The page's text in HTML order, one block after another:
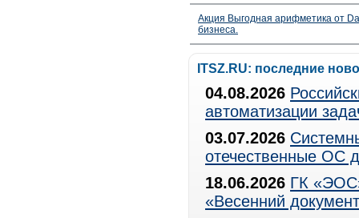
Акция Выгодная арифметика от
бизнеса.
ITSZ.RU: последние
04.08.2026
автоматизации
03.07.2026
отечественные ОС
18.06.2026 ГК
«Весенний